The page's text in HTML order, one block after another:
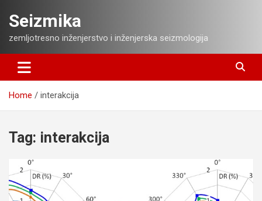
content
Seizmika
zemljotresno inženjerstvo i inženjerska seizmologija
Home interakcija
Tag: interakcija